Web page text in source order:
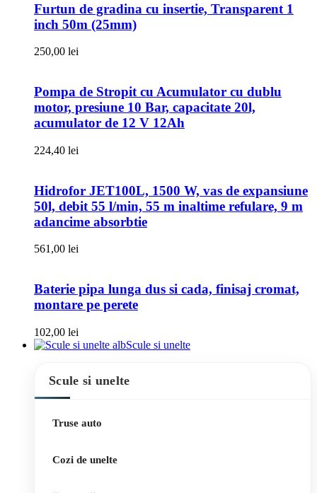
Furtun de gradina cu insertie, Transparent 1
inch 50m (25mm)
250,00 lei
Pompa de Stropit cu Acumulator cu dublu
motor, presiune 10 Bar, capacitate 20l,
acumulator de 12 V 12Ah
224,40 lei
Hidrofor JET100L, 1500 W, vas de expansiune
50l, debit 55 l/min, 55 m inaltime refulare, 9 m
adancime absorbtie
561,00 lei
Baterie pipa lunga dus si cada, finisaj cromat,
montare pe perete
102,00 lei
Scule si unelte
Scule si unelte
Truse auto
Cozi de unelte